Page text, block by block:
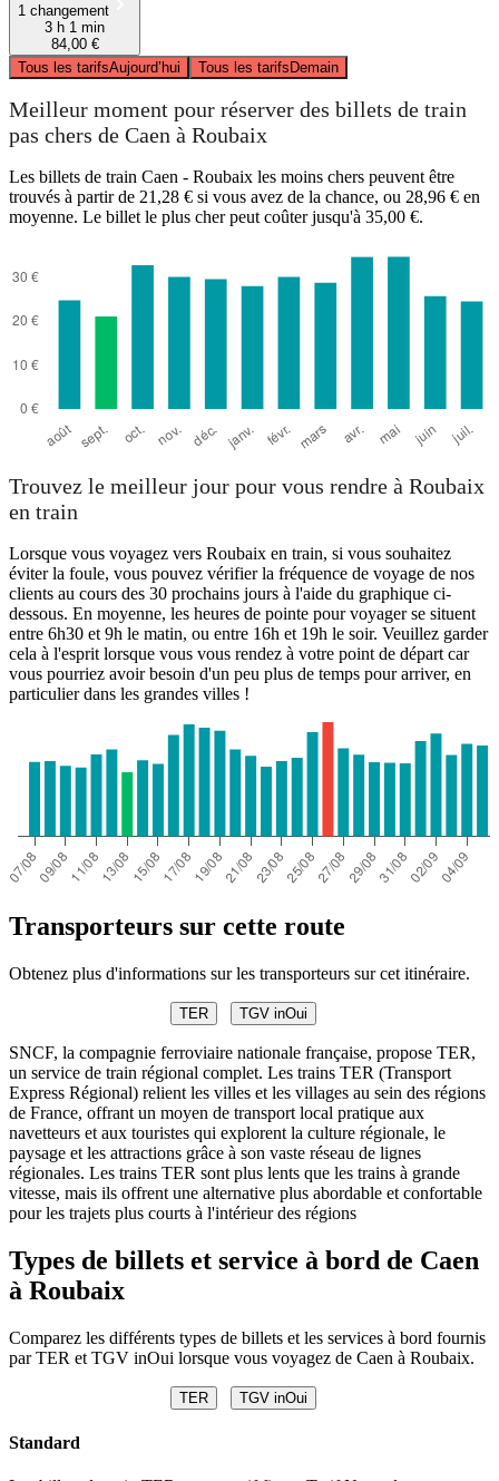
1 changement
3 h 1 min
84,00 €
Tous les tarifsAujourd’hui Tous les tarifsDemain
Meilleur moment pour réserver des billets de train
pas chers de Caen à Roubaix
Les billets de train Caen - Roubaix les moins chers peuvent être
trouvés à partir de 21,28 € si vous avez de la chance, ou 28,96 € en
moyenne. Le billet le plus cher peut coûter jusqu'à 35,00 €.
Trouvez le meilleur jour pour vous rendre à Roubaix
en train
Lorsque vous voyagez vers Roubaix en train, si vous souhaitez
éviter la foule, vous pouvez vérifier la fréquence de voyage de nos
clients au cours des 30 prochains jours à l'aide du graphique ci-
dessous. En moyenne, les heures de pointe pour voyager se situent
entre 6h30 et 9h le matin, ou entre 16h et 19h le soir. Veuillez garder
cela à l'esprit lorsque vous vous rendez à votre point de départ car
vous pourriez avoir besoin d'un peu plus de temps pour arriver, en
particulier dans les grandes villes !
Transporteurs sur cette route
Obtenez plus d'informations sur les transporteurs sur cet itinéraire.
TER TGV inOui
SNCF, la compagnie ferroviaire nationale française, propose TER,
un service de train régional complet. Les trains TER (Transport
Express Régional) relient les villes et les villages au sein des régions
de France, offrant un moyen de transport local pratique aux
navetteurs et aux touristes qui explorent la culture régionale, le
paysage et les attractions grâce à son vaste réseau de lignes
régionales. Les trains TER sont plus lents que les trains à grande
vitesse, mais ils offrent une alternative plus abordable et confortable
pour les trajets plus courts à l'intérieur des régions
Types de billets et service à bord de Caen
à Roubaix
Comparez les différents types de billets et les services à bord fournis
par TER et TGV inOui lorsque vous voyagez de Caen à Roubaix.
TER TGV inOui
Standard